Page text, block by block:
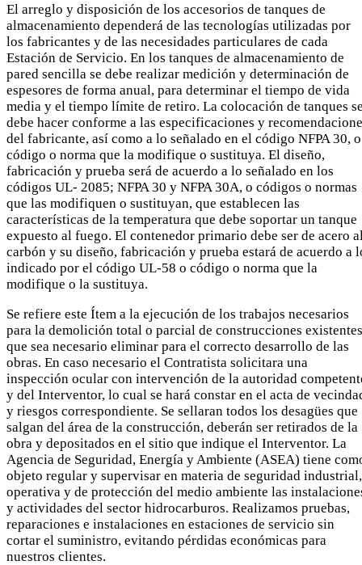
El arreglo y disposición de los accesorios de tanques de
almacenamiento dependerá de las tecnologías utilizadas por
los fabricantes y de las necesidades particulares de cada
Estación de Servicio. En los tanques de almacenamiento de
pared sencilla se debe realizar medición y determinación de
espesores de forma anual, para determinar el tiempo de vida
media y el tiempo límite de retiro. La colocación de tanques
debe hacer conforme a las especificaciones y
del fabricante, así como a lo señalado en el código NFPA 30, o
código o norma que la modifique o sustituya. El diseño,
fabricación y prueba será de acuerdo a lo señalado en los
códigos UL- 2085; NFPA 30 y NFPA 30A, o códigos o normas
que las modifiquen o sustituyan, que establecen las
características de la temperatura que debe soportar un tanque
expuesto al fuego. El contenedor primario debe ser de acero
carbón y su diseño, fabricación y prueba estará de acuerdo a
indicado por el código UL-58 o código o norma que la
modifique o la sustituya.
Se refiere este Ítem a la ejecución de los trabajos necesarios
para la demolición total o parcial de construcciones
que sea necesario eliminar para el correcto desarrollo de las
obras. En caso necesario el Contratista solicitara una
inspección ocular con intervención de la autoridad
y del Interventor, lo cual se hará constar en el acta de
y riesgos correspondiente. Se sellaran todos los desagües que
salgan del área de la construcción, deberán ser retirados de la
obra y depositados en el sitio que indique el Interventor. La
Agencia de Seguridad, Energía y Ambiente (ASEA) tiene
objeto regular y supervisar en materia de seguridad industrial,
operativa y de protección del medio ambiente las
y actividades del sector hidrocarburos. Realizamos pruebas,
reparaciones e instalaciones en estaciones de servicio sin
cortar el suministro, evitando pérdidas económicas para
nuestros clientes.